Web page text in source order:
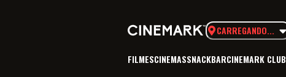
CARREGANDO...
FILMESCINEMASSNACKBARCINEMARK CLUB